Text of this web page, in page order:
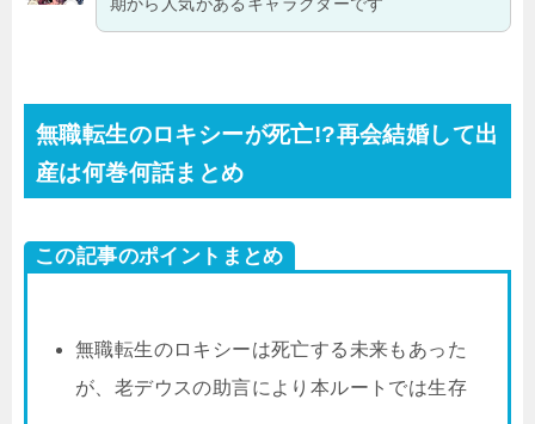
無職転生のロキシーが死亡!?再会結婚して出
産は何巻何話まとめ
この記事のポイントまとめ
無職転生のロキシーは死亡する未来もあった
が、老デウスの助言により本ルートでは生存